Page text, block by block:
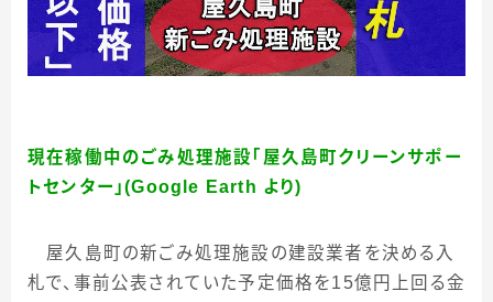
現在稼働中のごみ処理施設「屋久島町クリーンサポー
トセンター」(Google Earth より)
屋久島町の新ごみ処理施設の建設業者を決める入
札で、事前公表されていた予定価格を15億円上回る金